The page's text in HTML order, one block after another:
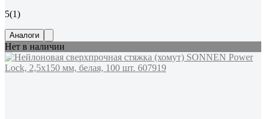
5(1)
Аналоги
Нет в наличии